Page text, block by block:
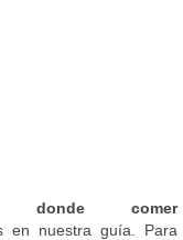
donde comer
en nuestra guía. Para